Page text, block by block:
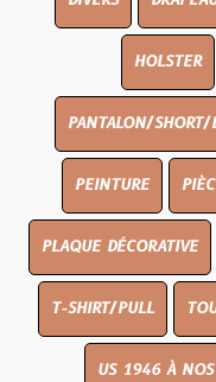
HOLSTER
PANTALON/SHORT/
PEINTURE
PLAQUE DÉCORATIVE
T-SHIRT/PULL
US 1946 À NOS